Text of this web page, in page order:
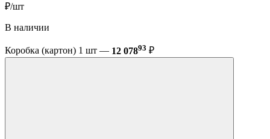
₽/шт
В наличии
Коробка (картон) 1 шт — 12 07893 ₽